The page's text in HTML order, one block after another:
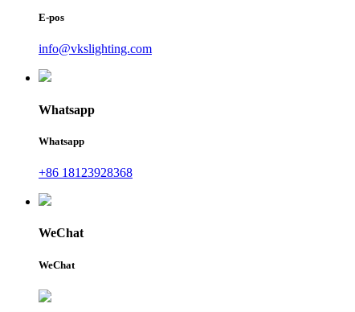
E-pos
info@vkslighting.com
Whatsapp
Whatsapp
+86 18123928368
WeChat
WeChat